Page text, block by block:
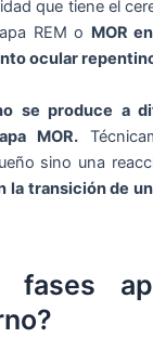
que tiene el
REM o MOR
ocular
se produce a
MOR.
sino una
la transición de
fases